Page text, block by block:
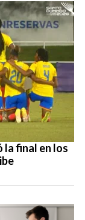
la final en los